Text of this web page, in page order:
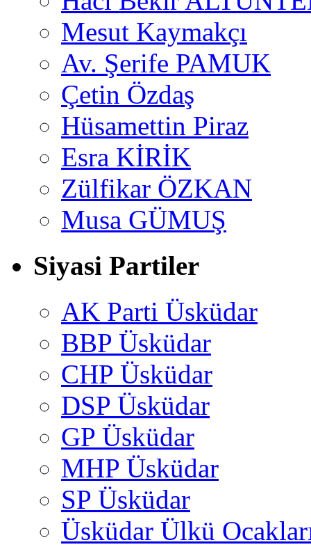
Mesut Kaymakçı
Av. Şerife PAMUK
Çetin Özdaş
Hüsamettin Piraz
Esra KİRİK
Zülfikar ÖZKAN
Musa GÜMUŞ
Siyasi Partiler
AK Parti Üsküdar
BBP Üsküdar
CHP Üsküdar
DSP Üsküdar
GP Üsküdar
MHP Üsküdar
SP Üsküdar
Üsküdar Ülkü